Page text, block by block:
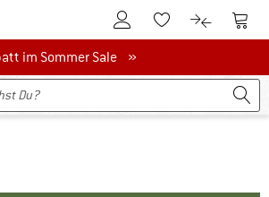
Zum KundenkontoZum Merkzettel.
Zum Zum
im Sommer Sale
im Sommer Sale »